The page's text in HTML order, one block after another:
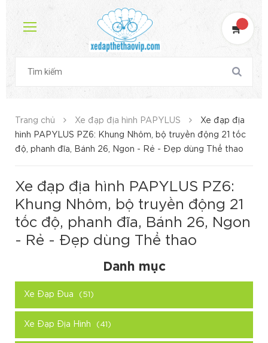
Trang chủ Xe đạp địa hình PAPYLUS
Xe đạp địa
hình PAPYLUS PZ6: Khung Nhôm, bộ truyền động 21 tốc
độ, phanh đĩa, Bánh 26, Ngon - Rẻ - Đẹp dùng Thể thao
Xe đạp địa hình PAPYLUS PZ6:
Khung Nhôm, bộ truyền động 21
tốc độ, phanh đĩa, Bánh 26, Ngon
- Rẻ - Đẹp dùng Thể thao
Danh mục
Xe Đạp Đua (51)
Xe Đạp Địa Hình (41)